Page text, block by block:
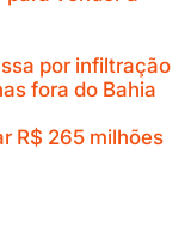
por infiltração
fora do Bahia
R$ 265 milhões